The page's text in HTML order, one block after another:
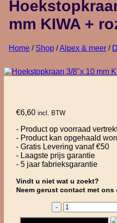
mm KIWA +
Home / Shop /Alpex & meer /
€6,60 incl. BTW
- Product op voorraad
- Product kan opgehaald
- Gratis Levering vanaf €50
- Laagste prijs garantie
- 5 jaar fabrieksgarantie
Vindt u niet wat u zoekt?
Neem gerust contact met
Hoekstopkraan
3/8"x